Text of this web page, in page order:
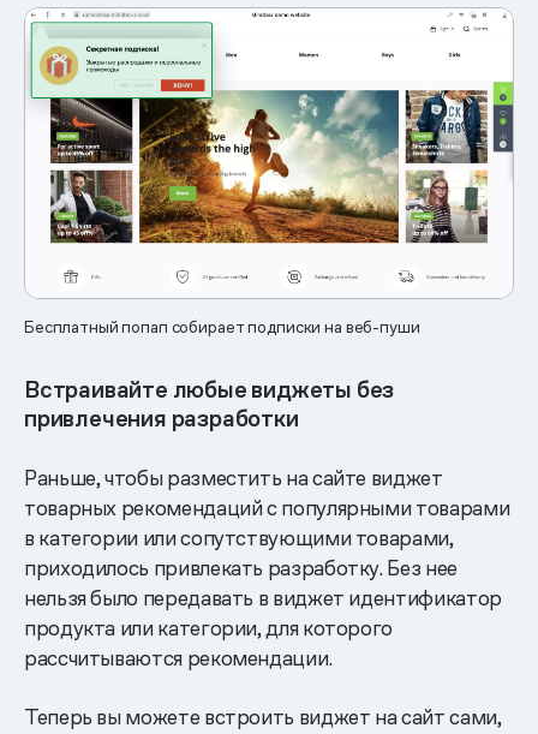
Бесплатный попап собирает подписки на веб-пуши
Встраивайте любые виджеты без
привлечения разработки
Раньше, чтобы разместить на сайте виджет
товарных рекомендаций с популярными товарами
в категории или сопутствующими товарами,
приходилось привлекать разработку. Без нее
нельзя было передавать в виджет идентификатор
продукта или категории, для которого
рассчитываются рекомендации.
Теперь вы можете встроить виджет на сайт сами,